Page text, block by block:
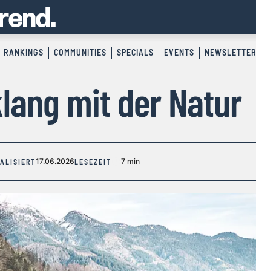
RANKINGS COMMUNITIES SPECIALS EVENTS NEWSLETTER
mit der Natur
17.06.2026LESEZEIT 7 min